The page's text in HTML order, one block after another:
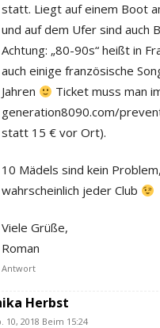
statt. Liegt auf einem Boot
und auf dem Ufer sind auch
Achtung: „80-90s“ heißt in
auch einige französische
Jahren
Ticket muss man
generation8090.com/
statt 15 € vor Ort).
10 Mädels sind kein
wahrscheinlich jeder Club
Viele Grüße,
Roman
Antwort
Herbst
10, 2018 Beim 15:24